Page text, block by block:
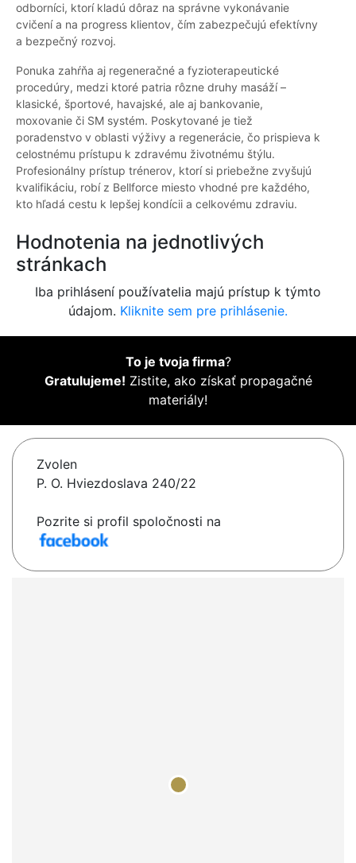
odborníci, ktorí kladú dôraz na správne vykonávanie
cvičení a na progress klientov, čím zabezpečujú efektívny
a bezpečný rozvoj.
Ponuka zahŕňa aj regeneračné a fyzioterapeutické
procedúry, medzi ktoré patria rôzne druhy masáží –
klasické, športové, havajské, ale aj bankovanie,
moxovanie či SM systém. Poskytované je tiež
poradenstvo v oblasti výživy a regenerácie, čo prispieva k
celostnému prístupu k zdravému životnému štýlu.
Profesionálny prístup trénerov, ktorí si priebežne zvyšujú
kvalifikáciu, robí z Bellforce miesto vhodné pre každého,
kto hľadá cestu k lepšej kondícii a celkovému zdraviu.
Hodnotenia na jednotlivých
stránkach
Iba prihlásení používatelia majú prístup k týmto
údajom. Kliknite sem pre prihlásenie.
To je tvoja firma?
Gratulujeme! Zistite, ako získať propagačné
materiály!
Zvolen
P. O. Hviezdoslava 240/22
Pozrite si profil spoločnosti na